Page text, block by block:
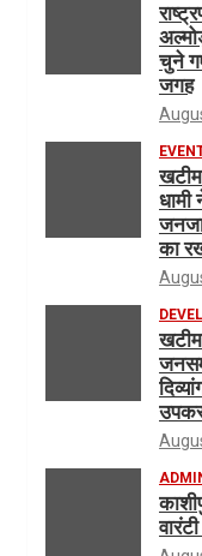
चुने
जगह
धामी
का